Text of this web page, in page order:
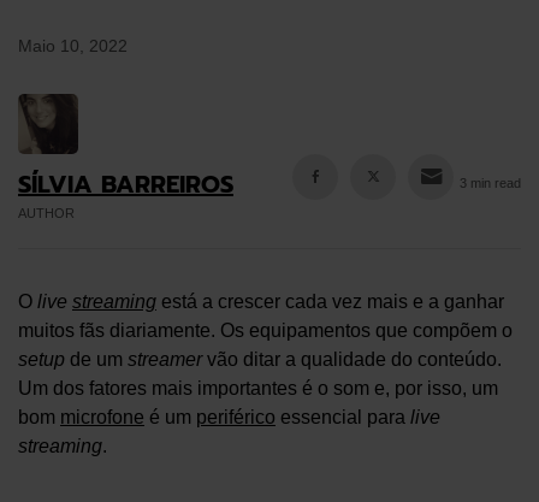
Maio 10, 2022
SÍLVIA BARREIROS
AUTHOR
3 min read
O live streaming está a crescer cada vez mais e a ganhar
muitos fãs diariamente. Os equipamentos que compõem o
setup de um streamervão ditar a qualidade do conteúdo.
Um dos fatores mais importantes é o som e, por isso, um
bom microfone é um periférico essencial para live
streaming.